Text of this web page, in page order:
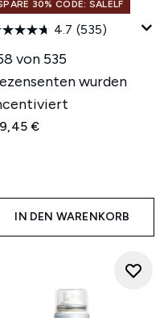
30% CODE: SALELF
4.7 (535)
von 535
wurden
€
IN DEN WARENKORB